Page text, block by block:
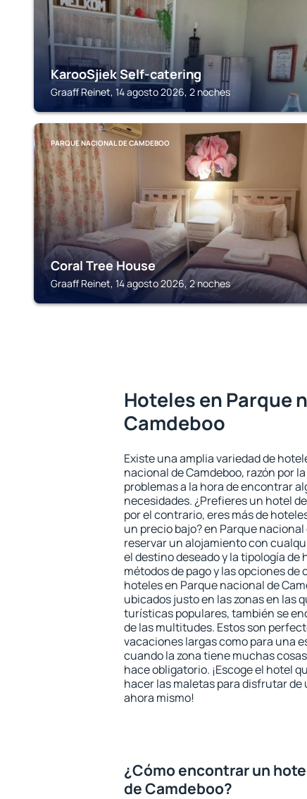
KarooSjiek Self-catering
Graaff Reinet, 14 agosto 2026, 2 noches
PARQUE NACIONAL DE CAMDEBOO
Coral Tree House
Graaff Reinet, 14 agosto 2026, 2 noches
Hoteles en Parque
Camdeboo
Existe una amplia variedad de
nacional de Camdeboo, razón por
problemas a la hora de encontrar
necesidades. ¿Prefieres un hotel
por el contrario, eres más de
un precio bajo? en Parque
reservar un alojamiento con
el destino deseado y la tipología de
métodos de pago y las opciones
hoteles en Parque nacional de
ubicados justo en las zonas en las
turísticas populares, también se
de las multitudes. Estos son
vacaciones largas como para una
cuando la zona tiene muchas
hace obligatorio. ¡Escoge el hotel
hacer las maletas para disfrutar de
ahora mismo!
¿Cómo encontrar un
de Camdeboo?